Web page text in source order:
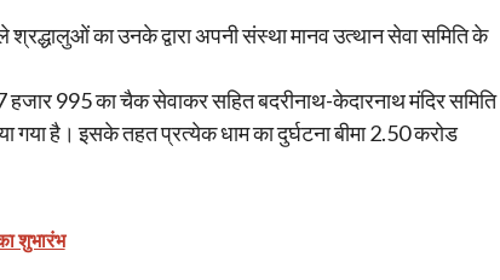
श्रद्धालुओं का उनके द्वारा अपनी संस्था मानव उत्थान सेवा समिति के
हजार 995 का चैक सेवाकर सहित बदरीनाथ-केदारनाथ मंदिर समिति
गया है। इसके तहत प्रत्येक धाम का दुर्घटना बीमा 2.50 करोड
शुभारंभ